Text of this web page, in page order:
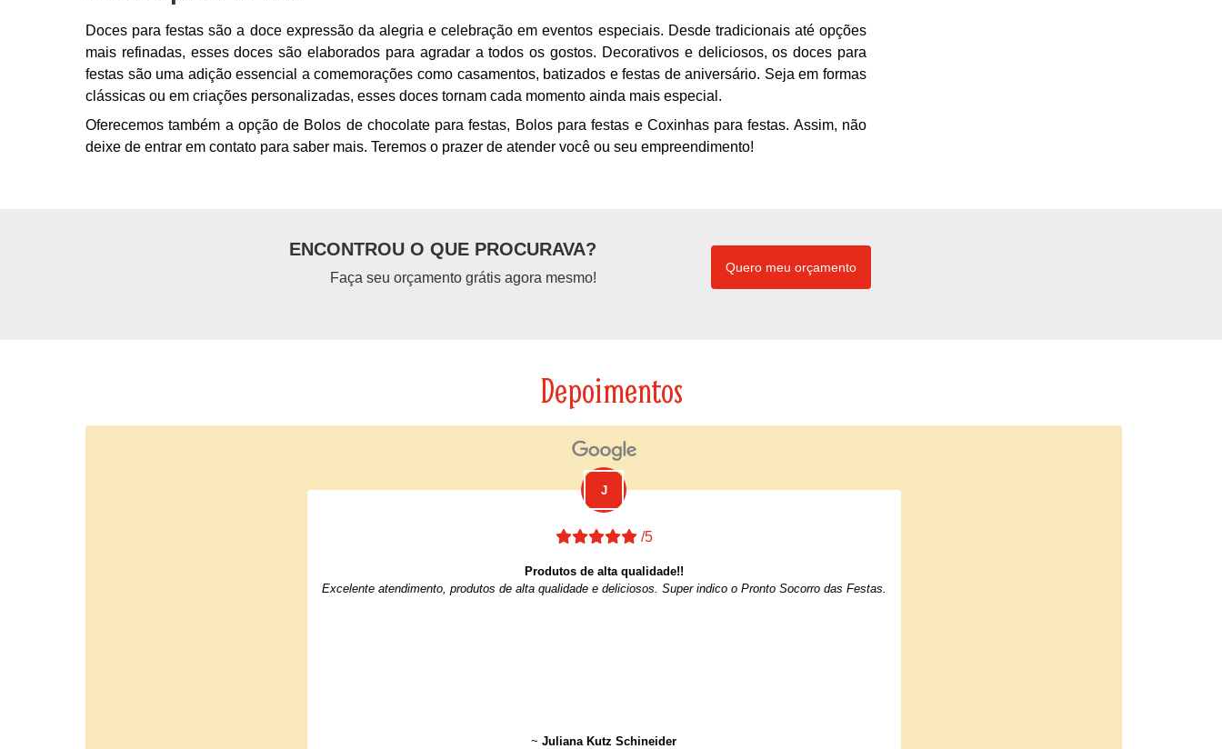
Doces para festas são a doce expressão da alegria e celebração em eventos especiais. Desde tradicionais até opções
mais refinadas, esses doces são elaborados para agradar a todos os gostos. Decorativos e deliciosos, os doces para
festas são uma adição essencial a comemorações como casamentos, batizados e festas de aniversário. Seja em formas
clássicas ou em criações personalizadas, esses doces tornam cada momento ainda mais especial.
Oferecemos também a opção de Bolos de chocolate para festas, Bolos para festas e Coxinhas para festas. Assim, não
deixe de entrar em contato para saber mais. Teremos o prazer de atender você ou seu empreendimento!
ENCONTROU O QUE PROCURAVA?
Faça seu orçamento grátis agora mesmo!
Quero meu orçamento
Depoimentos
/5
Produtos de alta qualidade!!
Excelente atendimento, produtos de alta qualidade e deliciosos. Super indico o Pronto Socorro das Festas.
~ Juliana Kutz Schineider